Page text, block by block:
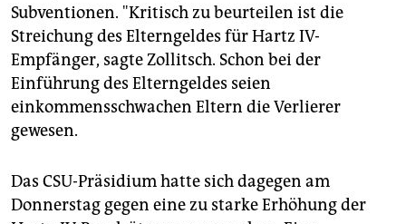
Subventionen. "Kritisch zu beurteilen ist die
Streichung des Elterngeldes für Hartz IV-
Empfänger, sagte Zollitsch. Schon bei der
Einführung des Elterngeldes seien
einkommensschwachen Eltern die Verlierer
gewesen.
Das CSU-Präsidium hatte sich dagegen am
Donnerstag gegen eine zu starke Erhöhung der